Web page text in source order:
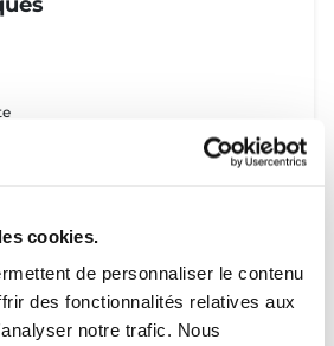
cookies.
de personnaliser le contenu
des fonctionnalités relatives aux
notre trafic. Nous